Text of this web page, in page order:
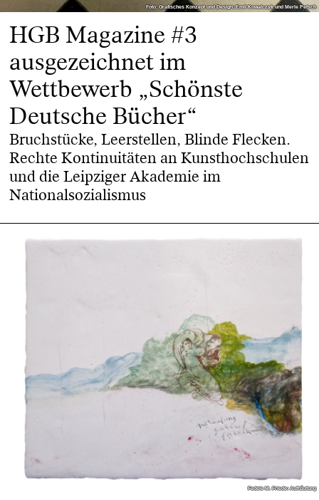
Foto: Grafisches Konzept und Design: Emil Kowalczyk und Merle Petsch
Foto: Grafisches Konzept und Design: Emil Kowalczyk und Merle Petsch
HGB Magazine #3
ausgezeichnet im
Wettbewerb „Schönste
Deutsche Bücher“
Bruchstücke, Leerstellen, Blinde Flecken.
Rechte Kontinuitäten an Kunsthochschulen
und die Leipziger Akademie im
Nationalsozialismus
Fedele M. Friede: Aufhäufung
Fedele M. Friede: Aufhäufung